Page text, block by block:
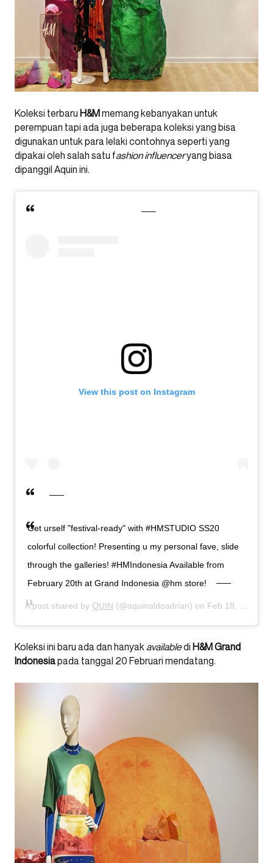
Koleksi terbaru H&Mmemang kebanyakan untuk
perempuan tapi ada juga beberapa koleksi yang bisa
digunakan untuk para lelaki contohnya seperti yang
dipakai oleh salah satu fashion influenceryang biasa
dipanggil Aquin ini.
View this post on Instagram
Get urself "festival-ready" with #HMSTUDIO SS20
colorful collection! Presenting u my personal fave, slide
through the galleries! #HMIndonesia Available from
February 20th at Grand Indonesia @hm store!
A post shared by QUIN (@aquinaldoadrian) on Feb 18, 2020 at 3:09am PST
Koleksi ini baru ada dan hanyakavailabledi H&MGrand
Indonesiapada tanggal 20 Februari mendatang.